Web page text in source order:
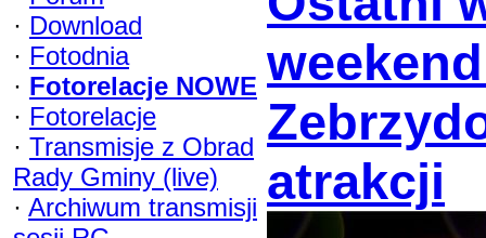
· Download
· Fotodnia
· Fotorelacje NOWE
· Fotorelacje
· Transmisje z Obrad
Rady Gminy (live)
· Archiwum transmisji atrakcji